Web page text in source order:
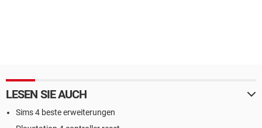
LESEN SIE AUCH
Sims 4 beste erweiterungen